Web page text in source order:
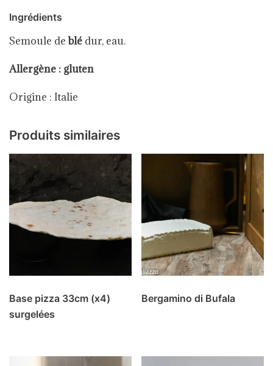
Ingrédients
Semoule deblé dur, eau.
Allergène : gluten
Origine : Italie
Produits similaires
Base pizza 33cm (x4)
surgelées
Bergamino di Bufala